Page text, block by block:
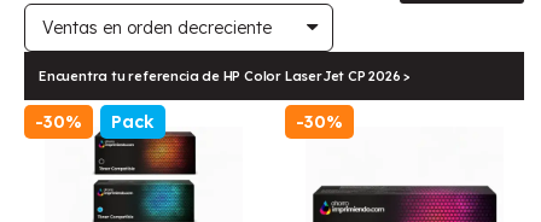
Encuentra tu referencia de HP Color LaserJet CP 2026 >
-30% Pack -30%